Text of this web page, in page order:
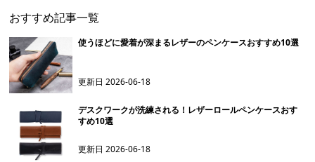
おすすめ記事一覧
使うほどに愛着が深まるレザーのペンケースおすすめ10選
更新日2026-06-18
デスクワークが洗練される！レザーロールペンケースおす
すめ10選
更新日2026-06-18